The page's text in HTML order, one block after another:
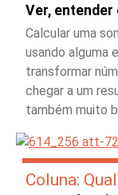
Ver, entender
Calcular uma
usando alguma
transformar
chegar a um
também muito
Coluna: